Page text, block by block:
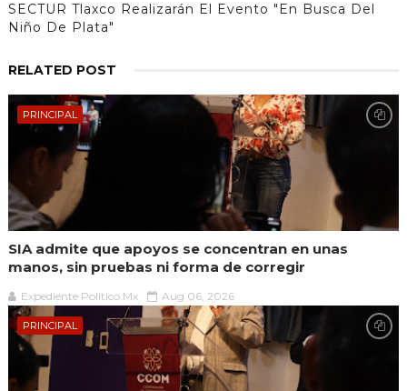
SECTUR Tlaxco Realizarán El Evento "En Busca Del
Niño De Plata"
RELATED POST
PRINCIPAL
SIA admite que apoyos se concentran en unas
manos, sin pruebas ni forma de corregir
Expediente Político.Mx Aug 06, 2026
PRINCIPAL